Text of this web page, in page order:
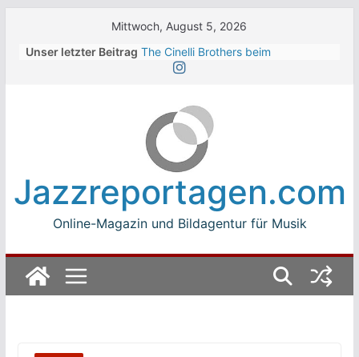
Mittwoch, August 5, 2026
Unser letzter Beitrag The Cinelli Brothers beim
Winterbach Zeltspektakel 2026
Beth Hart
Luca Carboni bei den jazz open
Modena auf der Piazza Roma 2026
The Boss Hoss bei den KSK Music
Open Ludwigsburg 2026
Jazzreportagen.com
Online-Magazin und Bildagentur für Musik